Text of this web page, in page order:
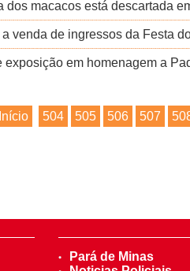
dos macacos está descartada
venda de ingressos da Festa
em homenagem a
Início 504 505 506 507
Pará de Minas